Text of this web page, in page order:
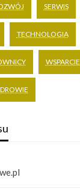
SERWIS
TECHNOLOGIA
WSPARCIE